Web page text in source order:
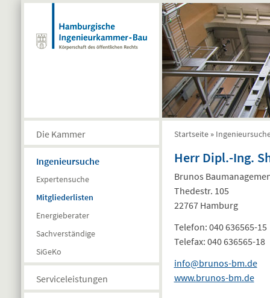
Direkt zum Inhalt
Die Kammer
Ingenieursuche
Expertensuche
Mitgliederlisten
Energieberater
Sachverständige
SiGeKo
Serviceleistungen
Sie sind hier
Startseite »
Herr Dipl.-Ing.
Brunos
Thedestr. 105
22767 Hamburg
Telefon: 040 636565-15
Telefax: 040 636565-18
info@brunos-bm.de
www.brunos-bm.de